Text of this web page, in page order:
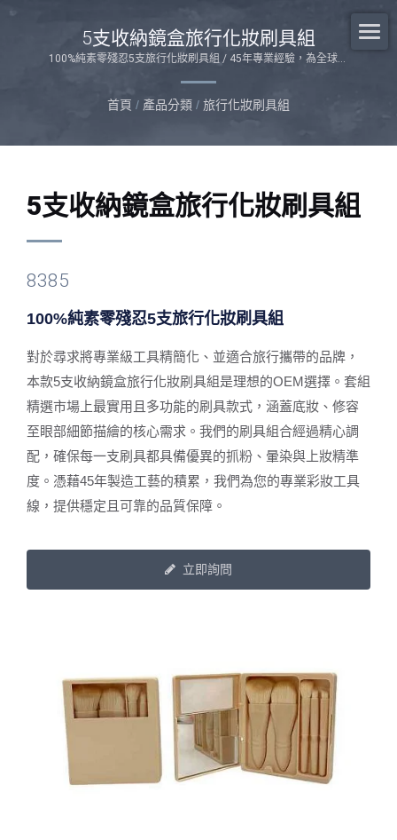
5支收納鏡盒旅行化妝刷具組
100%純素零殘忍5支旅行化妝刷具組 / 45年專業經驗，為全球品
首頁 / 產品分類 / 旅行化妝刷具組
5支收納鏡盒旅行化妝刷具組
8385
100%純素零殘忍5支旅行化妝刷具組
對於尋求將專業級工具精簡化、並適合旅行攜帶的品牌，
本款5支收納鏡盒旅行化妝刷具組是理想的OEM選擇。套組
精選市場上最實用且多功能的刷具款式，涵蓋底妝、修容
至眼部細節描繪的核心需求。我們的刷具組合經過精心調
配，確保每一支刷具都具備優異的抓粉、暈染與上妝精準
度。憑藉45年製造工藝的積累，我們為您的專業彩妝工具
線，提供穩定且可靠的品質保障。
立即詢問